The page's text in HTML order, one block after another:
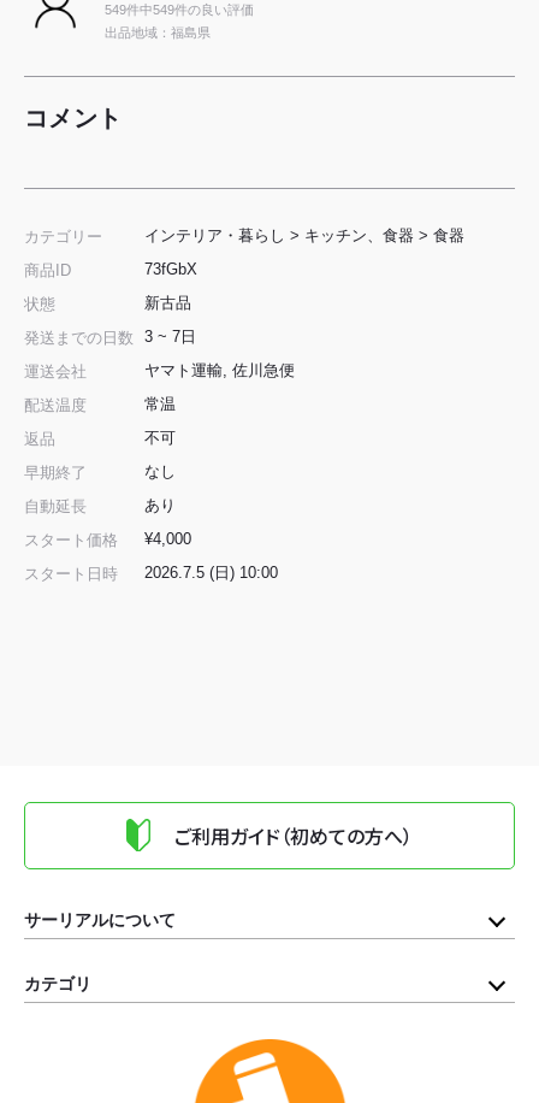
549件中549件の良い評価
出品地域：福島県
コメント
カテゴリー インテリア・暮らし > キッチン、食器 > 食器
商品ID
73fGbX
状態
新古品
発送までの日数
3 ~ 7日
運送会社
ヤマト運輸, 佐川急便
配送温度
常温
返品
不可
早期終了
なし
自動延長
あり
スタート価格
¥4,000
スタート日時
2026.7.5 (日) 10:00
ご利用ガイド（初めての方へ）
サーリアルについて
カテゴリ